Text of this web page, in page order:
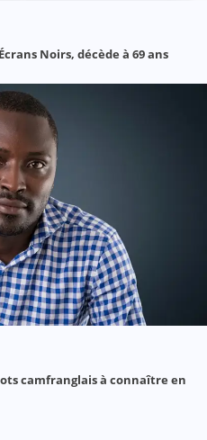
Noirs, décède à 69 ans
camfranglais à connaître en